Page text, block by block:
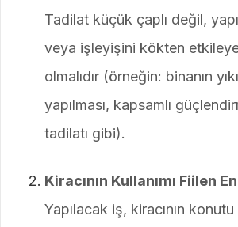
Tadilat küçük çaplı değil,
veya işleyişini kökten
olmalıdır (örneğin: binanın
yapılması, kapsamlı
tadilatı gibi).
Kiracının Kullanımı Fiilen
Yapılacak iş, kiracının